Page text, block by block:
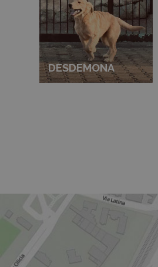
DESDEMONA